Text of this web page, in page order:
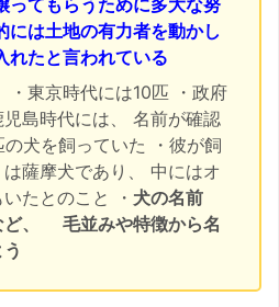
は土地の有力者を動かし
たと言われている
・東京時代には10匹 ・政府
島時代には、 名前が確認
犬を飼っていた ・彼が飼
薩摩犬であり、 中にはオ
たとのこと ・ 犬の名前
、
毛並みや特徴から名